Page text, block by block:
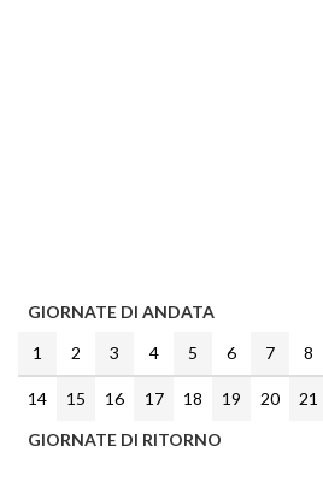
GIORNATE DI ANDATA
1
2 3 4 5 6 7 8
14 15 16 17 18 19 20 21
GIORNATE DI RITORNO